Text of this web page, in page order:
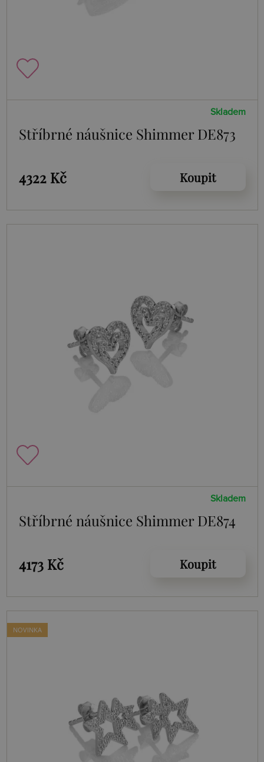
Skladem
Stříbrné náušnice Shimmer DE873
4322 Kč Koupit
Skladem
Stříbrné náušnice Shimmer DE874
4173 Kč Koupit
NOVINKA